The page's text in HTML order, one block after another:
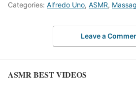
Categories: Alfredo Uno, ASMR,
Leave a
ASMR BEST VIDEOS